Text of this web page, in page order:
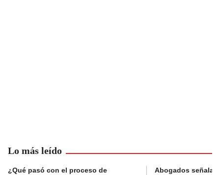
Lo más leído
¿Qué pasó con el proceso de
Abogados